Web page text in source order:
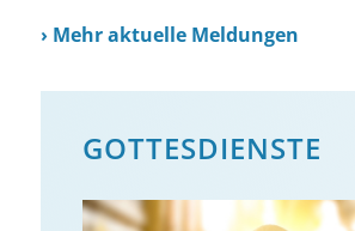
› Mehr aktuelle Meldungen
GOTTES­DIENSTE